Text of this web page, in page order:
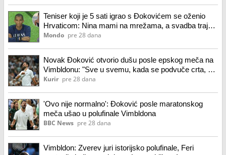
Teniser koji je 5 sati igrao s Đokovićem se oženio
Hrvaticom: Nina mami na mrežama, a svadba trajala
3 dana (foto)
Mondo pre 28 dana
Novak Đoković otvorio dušu posle epskog meča na
Vimbldonu: "Sve u svemu, kada se podvuče crta, sa
39 godina igrati na način..."
Kurir pre 28 dana
'Ovo nije normalno': Đoković posle maratonskog
meča ušao u polufinale Vimbldona
BBC News pre 28 dana
Vimbldon: Zverev juri istorijsko polufinale, Feri